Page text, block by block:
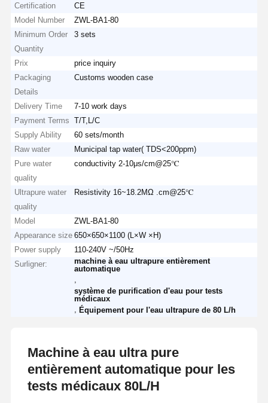
Certification
CE
Model Number
ZWL-BA1-80
Minimum Order
Quantity
3 sets
Prix
price inquiry
Packaging
Details
Customs wooden case
Delivery Time
7-10 work days
Payment Terms
T/T,L/C
Supply Ability
60 sets/month
Raw water
Municipal tap water( TDS<200ppm)
Pure water
quality
conductivity 2-10μs/cm@25℃
Ultrapure water
quality
Resistivity 16~18.2MΩ .cm@25℃
Model
ZWL-BA1-80
Appearance size 650×650×1100 (L×W ×H)
Power supply
110-240V ~/50Hz
Surligner:
machine à eau ultrapure entièrement
automatique
système de purification d'eau pour tests
médicaux
,Équipement pour l'eau ultrapure de 80 L/h
Machine à eau ultra pure
entièrement automatique pour les
tests médicaux 80L/H